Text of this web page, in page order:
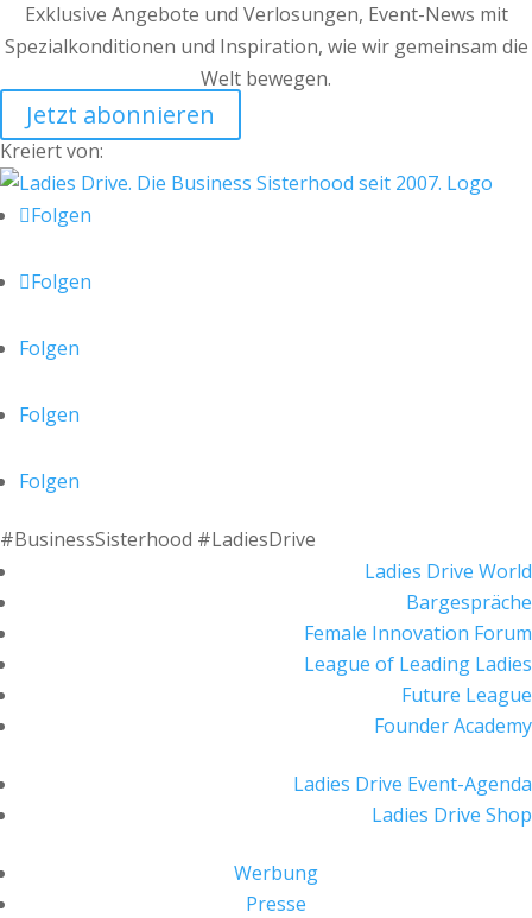
Exklusive Angebote und Verlosungen, Event-News mit
Spezialkonditionen und Inspiration, wie wir gemeinsam die
Welt bewegen.
Jetzt abonnieren
Kreiert von:
Folgen
Folgen
Folgen
Folgen
Folgen
#BusinessSisterhood #LadiesDrive
Ladies Drive World
Bargespräche
Female Innovation Forum
League of Leading Ladies
Future League
Founder Academy
Ladies Drive Event-Agenda
Ladies Drive Shop
Werbung
Presse